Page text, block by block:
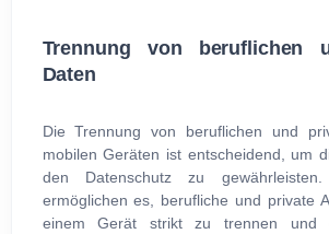
Trennung von beruflichen
Daten
Die Trennung von beruflichen und
mobilen Geräten ist entscheidend, um
den Datenschutz zu gewährleisten.
ermöglichen es, berufliche und private
einem Gerät strikt zu trennen und